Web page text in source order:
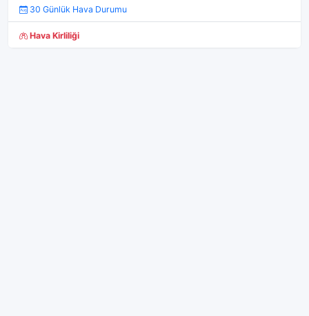
30 Günlük Hava Durumu
Hava Kirliliği